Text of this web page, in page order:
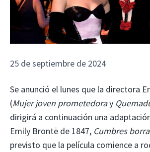
25 de septiembre de 2024
Se anunció el lunes que la directora
(Mujer joven prometedoray
dirigirá a continuación una
Emily Brontë de 1847, Cumbres
previsto que la película comience a